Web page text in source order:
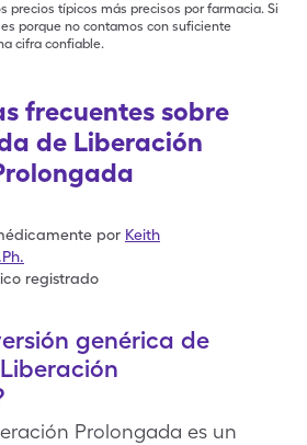
precios típicos más precisos por farmacia. Si
porque no contamos con suficiente
cifra confiable.
frecuentes sobre
de Liberación
por Keith
registrado
genérica de
Prolongada es un